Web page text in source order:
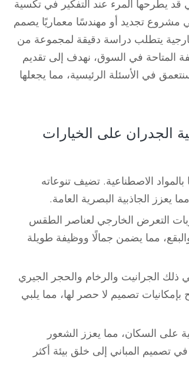
قد يطرحها المرء عند التفكير في تكسية
تجديد أو مهندسًا معماريًا يصمم
يتطلب دراسة دقيقة لمجموعة من
المتاحة في السوق، نهدف إلى تقديم
في الأسئلة الرئيسية، مما يجعلها
الجدران على الخيارات
الاصطناعية. تضيف تنوعاته
الجاذبية البصرية العامة.
التعرض الخارجي لعناصر الطقس
مما يضمن جمالًا ووظيفة طويلة
الجرانيت والرخام والحجر الجيري
بإمكانيات تصميم لا حصر لها، مما يلبي
على السكان، مما يعزز الشعور
تصميم المباني إلى خلق بيئة أكثر